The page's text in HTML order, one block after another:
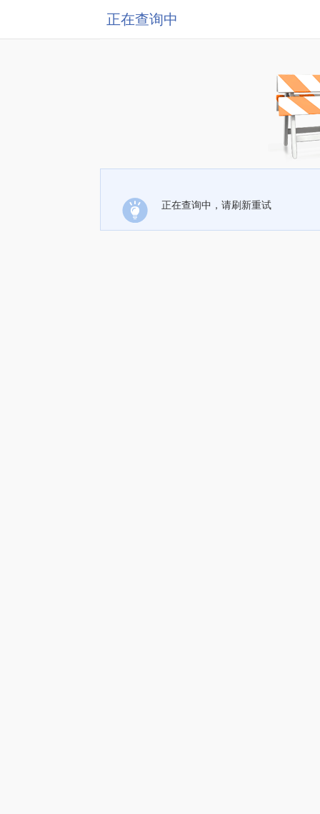
正在查询中
正在查询中，请刷新重试